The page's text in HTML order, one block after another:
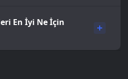
En İyi Ne İçin